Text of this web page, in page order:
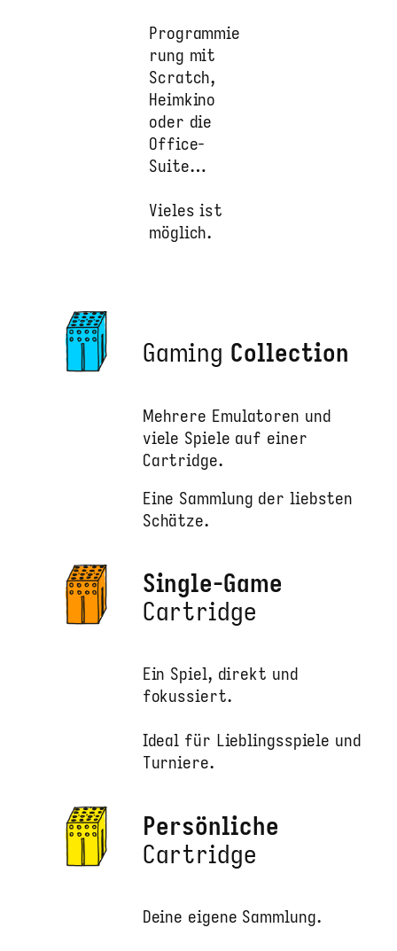
Programmie
rung mit
Scratch,
Heimkino
oder die
Office-
Suite…
Vieles ist
möglich.
Gaming Collection
Mehrere Emulatoren und
viele Spiele auf einer
Cartridge.
Eine Sammlung der liebsten
Schätze.
Single-Game
Cartridge
Ein Spiel, direkt und
fokussiert.
Ideal für Lieblingsspiele und
Turniere.
Persönliche
Cartridge
Deine eigene Sammlung.